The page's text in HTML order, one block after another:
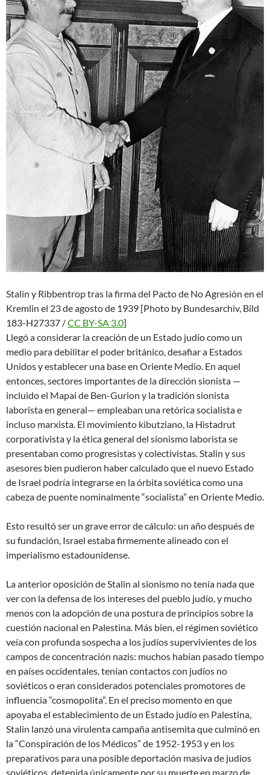
Stalin y Ribbentrop tras la firma del Pacto de No Agresión en el
Kremlin el 23 de agosto de 1939 [Photo by Bundesarchiv, Bild
183-H27337 /CC BY-SA 3.0]
Llegó a considerar la creación de un Estado judío como un
medio para debilitar el poder británico, desafiar a Estados
Unidos y establecer una base en Oriente Medio. En aquel
entonces, sectores importantes de la dirección sionista —
incluido el Mapai de Ben-Gurion y la tradición sionista
laborista en general— empleaban una retórica socialista e
incluso marxista. El movimiento kibutziano, la Histadrut
corporativista y la ética general del sionismo laborista se
presentaban como progresistas y colectivistas. Stalin y sus
asesores bien pudieron haber calculado que el nuevo Estado
de Israel podría integrarse en la órbita soviética como una
cabeza de puente nominalmente “socialista” en Oriente Medio.
Esto resultó ser un grave error de cálculo: un año después de
su fundación, Israel estaba firmemente alineado con el
imperialismo estadounidense.
La anterior oposición de Stalin al sionismo no tenía nada que
ver con la defensa de los intereses del pueblo judío, y mucho
menos con la adopción de una postura de principios sobre la
cuestión nacional en Palestina. Más bien, el régimen soviético
veía con profunda sospecha a los judíos supervivientes de los
campos de concentración nazis: muchos habían pasado tiempo
en países occidentales, tenían contactos con judíos no
soviéticos o eran considerados potenciales promotores de
influencia “cosmopolita”. En el preciso momento en que
apoyaba el establecimiento de un Estado judío en Palestina,
Stalin lanzó una virulenta campaña antisemita que culminó en
la “Conspiración de los Médicos” de 1952-1953 y en los
preparativos para una posible deportación masiva de judíos
soviéticos, detenida únicamente por su muerte en marzo de